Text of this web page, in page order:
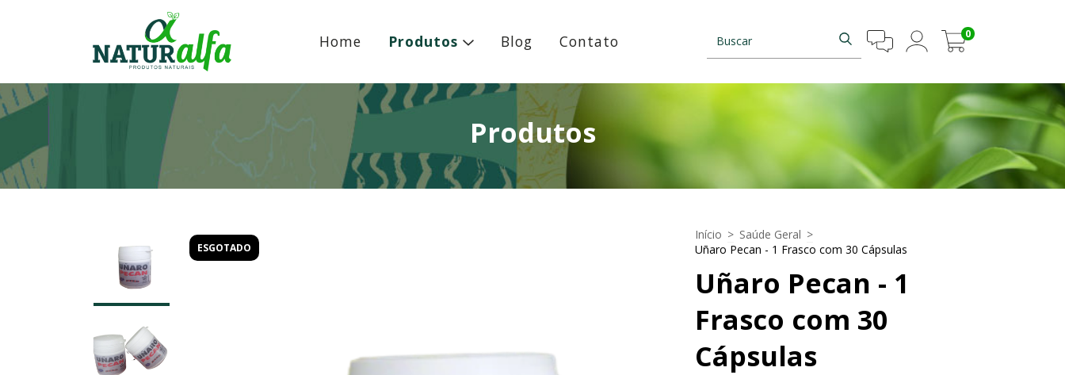
Home Produtos Blog Contato 0
Produtos
ESGOTADO
Início > Saúde Geral >
Uñaro Pecan - 1 Frasco com 30 Cápsulas
Uñaro Pecan - 1
Frasco com 30
Cápsulas